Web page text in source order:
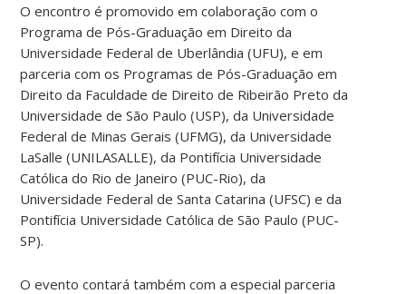
O encontro é promovido em colaboração com o
Programa de Pós-Graduação em Direito da
Universidade Federal de Uberlândia (UFU), e em
parceria com os Programas de Pós-Graduação em
Direito da Faculdade de Direito de Ribeirão Preto da
Universidade de São Paulo (USP), da Universidade
Federal de Minas Gerais (UFMG), da Universidade
LaSalle (UNILASALLE), da Pontifícia Universidade
Católica do Rio de Janeiro (PUC-Rio), da
Universidade Federal de Santa Catarina (UFSC) e da
Pontifícia Universidade Católica de São Paulo (PUC-
SP).
O evento contará também com a especial parceria